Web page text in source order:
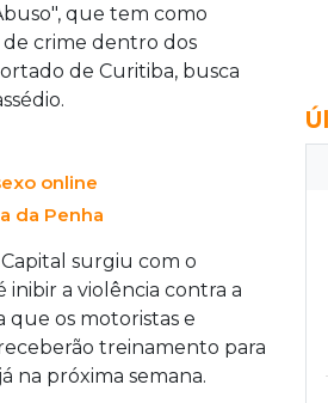
que tem como
de crime dentro dos
de Curitiba, busca
online
da Penha
surgiu com o
a violência contra a
que os motoristas e
treinamento para
na próxima semana.